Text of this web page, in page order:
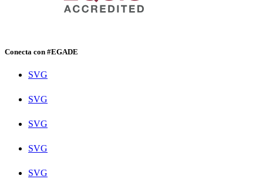
Conecta con #EGADE
SVG
SVG
SVG
SVG
SVG